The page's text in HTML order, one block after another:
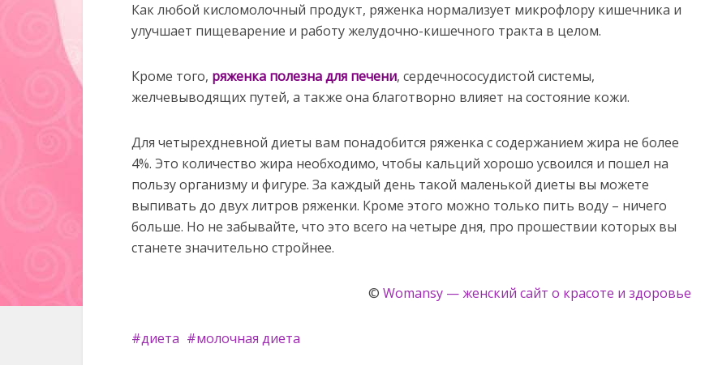
Как любой кисломолочный продукт, ряженка нормализует микрофлору кишечника и
улучшает пищеварение и работу желудочно-кишечного тракта в целом.
Кроме того, ряженка полезна для печени, сердечнососудистой системы,
желчевыводящих путей, а также она благотворно влияет на состояние кожи.
Для четырехдневной диеты вам понадобится ряженка с содержанием жира не более
4%. Это количество жира необходимо, чтобы кальций хорошо усвоился и пошел на
пользу организму и фигуре. За каждый день такой маленькой диеты вы можете
выпивать до двух литров ряженки. Кроме этого можно только пить воду – ничего
больше. Но не забывайте, что это всего на четыре дня, про прошествии которых вы
станете значительно стройнее.
© Womansy — женский сайт о красоте и здоровье
диета молочная диета